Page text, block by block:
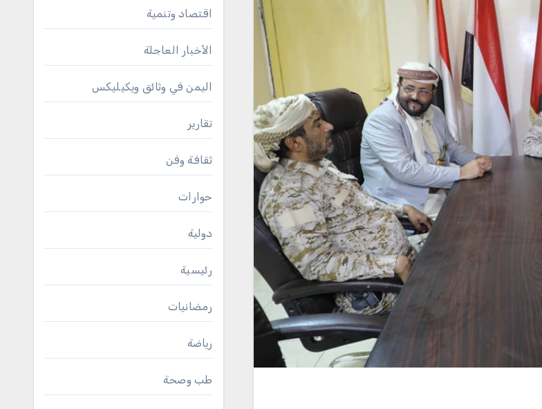
اقتصاد وتنمية
الأخبار العاجلة
اليمن في وثائق ويكيليكس
تقارير
ثقافة وفن
حوارات
دولية
رئيسية
رمضانيات
رياضة
طب وصحة